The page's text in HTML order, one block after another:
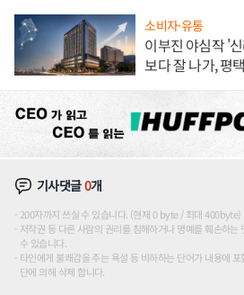
소비자·유통
이부진 야심작 '
보다 잘 나가, 평
기사댓글0개
200자까지 쓰실 수 있습니다. (현재 0 byte / 최대 400byte)
저작권 등 다른 사람의 권리를 침해하거나 명예를 훼손하
수 있습니다.
타인에게 불쾌감을 주는 욕설 등 비하하는 단어가 내용에
단에 의해 삭제 합니다.